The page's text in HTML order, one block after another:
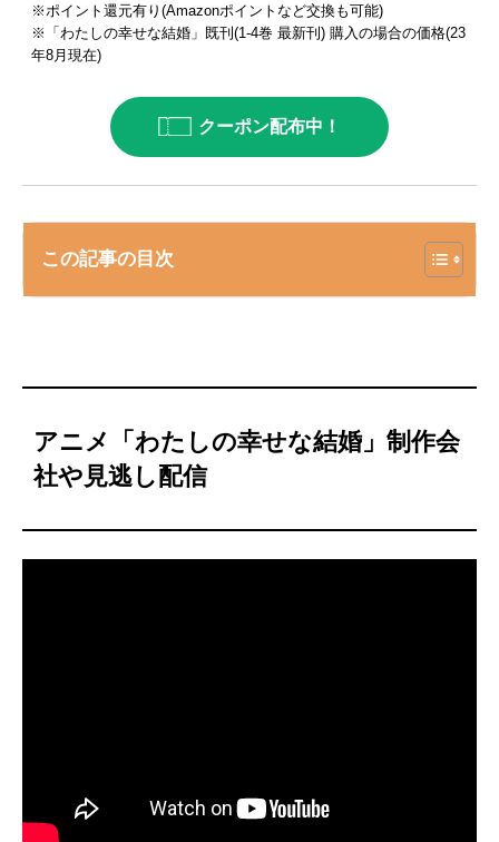
※ポイント還元有り(Amazonポイントなど交換も可能)
※「わたしの幸せな結婚」既刊(1-4巻 最新刊) 購入の場合の価格(23
年8月現在)
クーポン配布中！
この記事の目次
アニメ「わたしの幸せな結婚」制作会
社や見逃し配信